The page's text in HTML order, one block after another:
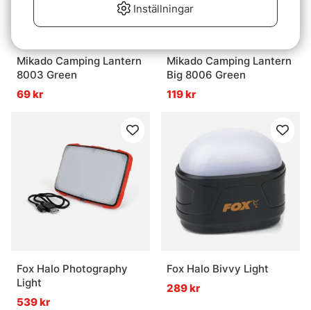
Mikado Camping Lantern
8003 Green
69 kr
Mikado Camping Lantern
Big 8006 Green
119 kr
Fox Halo Photography
Light
539 kr
Fox Halo Bivvy Light
289 kr
Inställningar